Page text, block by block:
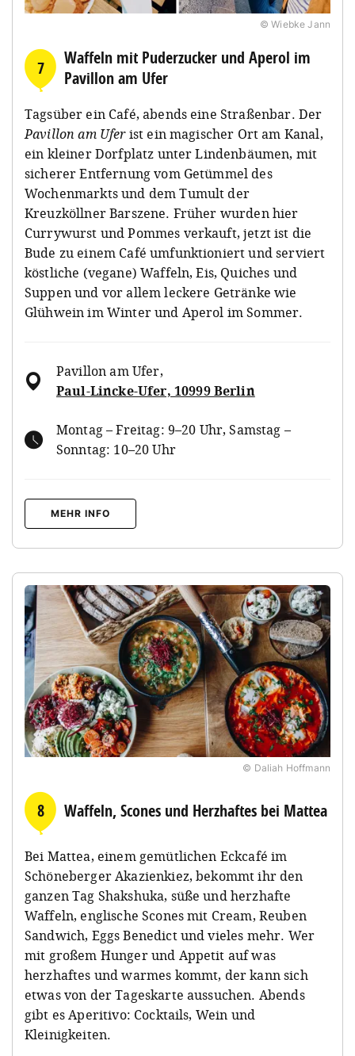
© Wiebke Jann
7
Waffeln mit Puderzucker und Aperol im
Pavillon am Ufer
Tagsüber ein Café, abends eine Straßenbar. Der
Pavillon am Uferist ein magischer Ort am Kanal,
ein kleiner Dorfplatz unter Lindenbäumen, mit
sicherer Entfernung vom Getümmel des
Wochenmarkts und dem Tumult der
Kreuzköllner Barszene. Früher wurden hier
Currywurst und Pommes verkauft, jetzt ist die
Bude zu einem Café umfunktioniert und serviert
köstliche (vegane) Waffeln, Eis, Quiches und
Suppen und vor allem leckere Getränke wie
Glühwein im Winter und Aperol im Sommer.
Pavillon am Ufer,
Paul-Lincke-Ufer, 10999 Berlin
Montag – Freitag: 9–20 Uhr, Samstag –
Sonntag: 10–20 Uhr
MEHR INFO
© Daliah Hoffmann
8 Waffeln, Scones und Herzhaftes bei Mattea
Bei Mattea, einem gemütlichen Eckcafé im
Schöneberger Akazienkiez, bekommt ihr den
ganzen Tag Shakshuka, süße und herzhafte
Waffeln, englische Scones mit Cream, Reuben
Sandwich, Eggs Benedict und vieles mehr. Wer
mit großem Hunger und Appetit auf was
herzhaftes und warmes kommt, der kann sich
etwas von der Tageskarte aussuchen. Abends
gibt es Aperitivo: Cocktails, Wein und
Kleinigkeiten.